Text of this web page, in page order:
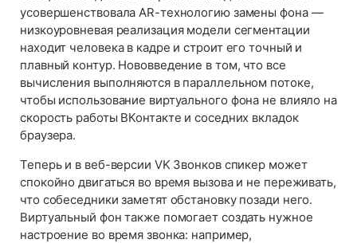
усовершенствовала AR-технологию замены фона —
низкоуровневая реализация модели сегментации
находит человека в кадре и строит его точный и
плавный контур. Нововведение в том, что все
вычисления выполняются в параллельном потоке,
чтобы использование виртуального фона не влияло на
скорость работы ВКонтакте и соседних вкладок
браузера.
Теперь и в веб-версии VK Звонков спикер может
спокойно двигаться во время вызова и не переживать,
что собеседники заметят обстановку позади него.
Виртуальный фон также помогает создать нужное
настроение во время звонка: например,